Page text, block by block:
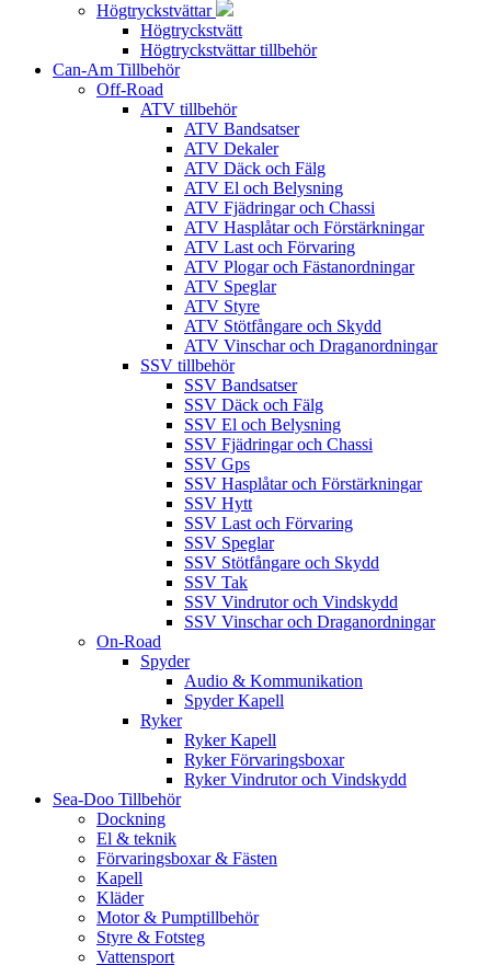
Högtryckstvättar
Högtryckstvätt
Högtryckstvättar tillbehör
Can-Am Tillbehör
Off-Road
ATV tillbehör
ATV Bandsatser
ATV Dekaler
ATV Däck och Fälg
ATV El och Belysning
ATV Fjädringar och Chassi
ATV Hasplåtar och Förstärkningar
ATV Last och Förvaring
ATV Plogar och Fästanordningar
ATV Speglar
ATV Styre
ATV Stötfångare och Skydd
ATV Vinschar och Draganordningar
SSV tillbehör
SSV Bandsatser
SSV Däck och Fälg
SSV El och Belysning
SSV Fjädringar och Chassi
SSV Gps
SSV Hasplåtar och Förstärkningar
SSV Hytt
SSV Last och Förvaring
SSV Speglar
SSV Stötfångare och Skydd
SSV Tak
SSV Vindrutor och Vindskydd
SSV Vinschar och Draganordningar
On-Road
Spyder
Audio & Kommunikation
Spyder Kapell
Ryker
Ryker Kapell
Ryker Förvaringsboxar
Ryker Vindrutor och Vindskydd
Sea-Doo Tillbehör
Dockning
El & teknik
Förvaringsboxar & Fästen
Kapell
Kläder
Motor & Pumptillbehör
Styre & Fotsteg
Vattensport